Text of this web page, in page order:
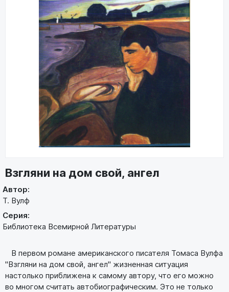
Взгляни на дом свой, ангел
Автор:
Т. Вулф
Серия:
Библиотека Всемирной Литературы
В первом романе американского писателя Томаса Вулфа
"Взгляни на дом свой, ангел" жизненная ситуация
настолько приближена к самому автору, что его можно
во многом считать автобиографическим. Это не только